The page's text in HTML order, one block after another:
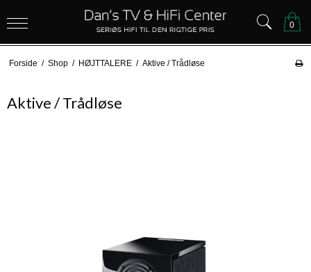
0
Forside / Shop / HØJTTALERE / Aktive / Trådløse
Aktive / Trådløse